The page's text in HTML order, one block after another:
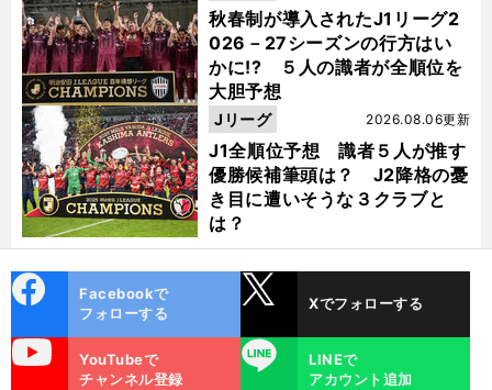
前
秋春制が導入されたJ1リーグ2
026－27シーズンの行方はい
かに!? ５人の識者が全順位を
大胆予想
J1全順位予想 識者５人が推す
優勝候補筆頭は？ J2降格の憂
き目に遭いそうな３クラブと
は？
2026.08.06更新
Jリーグ
ok
Facebookで
フォローする
Xでフォローする
YouTubeで
チャンネル登録
LINE
LINEで
アカウント追加